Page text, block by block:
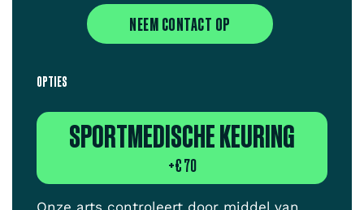
NEEM CONTACT OP
OPTIES
SPORTMEDISCHE KEURING
+€ 70
Onze arts controleert door middel van